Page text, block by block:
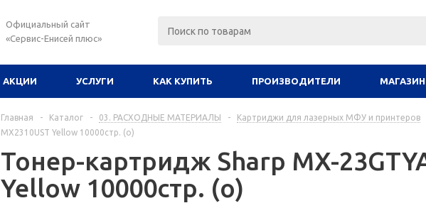
Официальный сайт
«Сервис-Енисей плюс»
АКЦИИ УСЛУГИ КАК КУПИТЬ ПРОИЗВОДИТЕЛИ
Главная - Каталог - 03. РАСХОДНЫЕ МАТЕРИАЛЫ - Картриджи для лазерных МФУ и принтеров
MX2310UST Yellow 10000стр. (o)
Тонер-картридж Sharp MX-
Yellow 10000стр. (o)